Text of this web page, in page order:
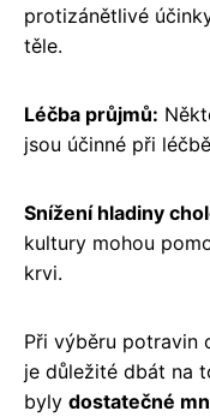
protizánětlivé
těle.
Léčba průjmů:
jsou účinné při
Snížení hladiny
kultury mohou
krvi.
Při výběru potravin
je důležité dbát na
byly dostatečné